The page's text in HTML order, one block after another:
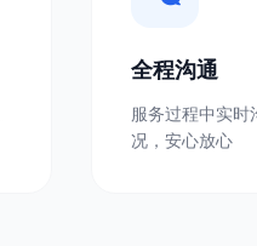
全程沟通
服务过程中实时
况，安心放心